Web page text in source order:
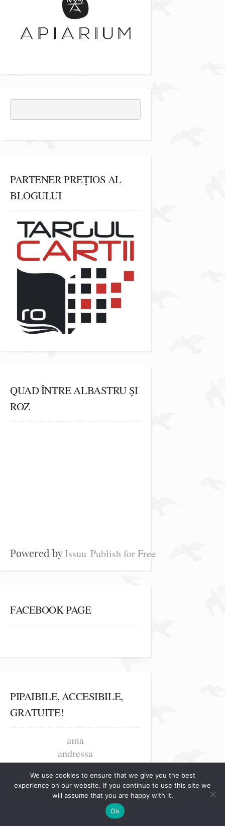
PARTENER PREȚIOS AL
BLOGULUI
QUAD ÎNTRE ALBASTRU ȘI
ROZ
Powered byIssuu Publish for Free
FACEBOOK PAGE
PIPAIBILE, ACCESIBILE,
GRATUITE!
ama
andressa
arakelian
blogu' lu' andra
dam167
dulceata de cirese albe si amare
We use cookies to ensure that we give you the best
experience on our website. If you continue to use this site we
will assume that you are happy with it.
Ok